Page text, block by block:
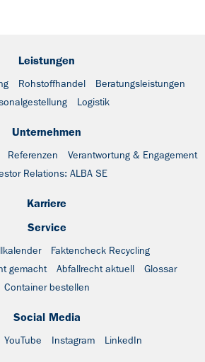
Leistungen
Rohstoffhandel
Beratungsleistungen
Logistik
Unternehmen
Referenzen
Verantwortung & Engagement
Relations: ALBA SE
Karriere
Service
Faktencheck Recycling
gemacht
Abfallrecht aktuell
Glossar
Container bestellen
Social Media
YouTube Instagram LinkedIn